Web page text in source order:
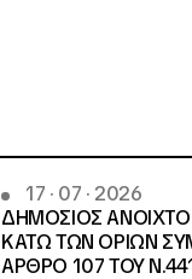
17 · 07 · 2026
ΔΗΜΟΣΙΟΣ
ΚΑΤΩ ΤΩΝ ΟΡΙΩΝ
ΑΡΘΡΟ 107 ΤΟΥ